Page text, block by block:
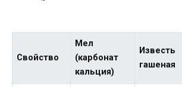
Свойство
Мел
(карбонат
кальция)
Известь
гашеная